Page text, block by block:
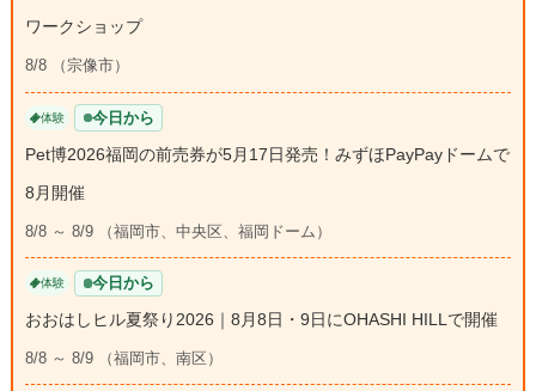
ワークショップ
8/8 （宗像市）
体験 今日から
Pet博2026福岡の前売券が5月17日発売！みずほPayPayドームで
8月開催
8/8 ～ 8/9 （福岡市、中央区、福岡ドーム）
体験 今日から
おおはしヒル夏祭り2026｜8月8日・9日にOHASHI HILLで開催
8/8 ～ 8/9 （福岡市、南区）